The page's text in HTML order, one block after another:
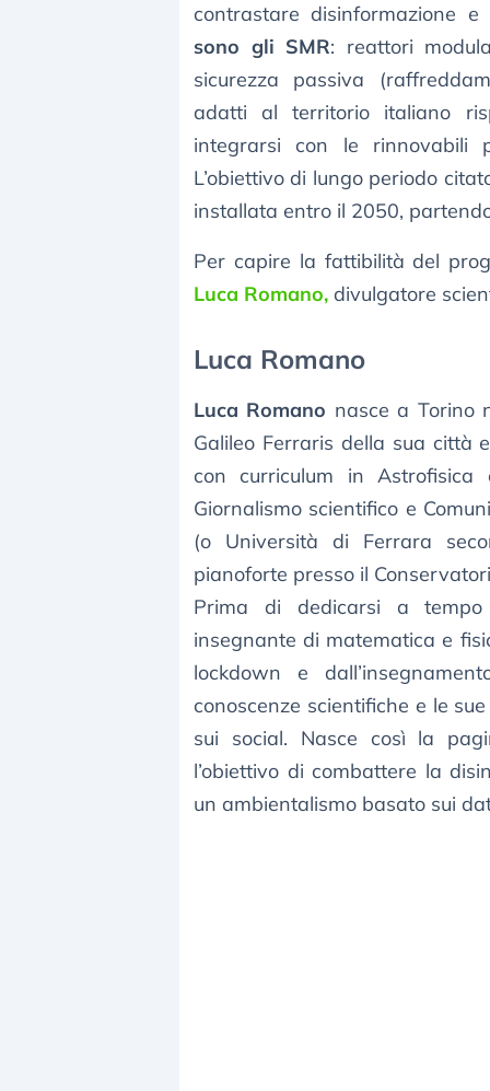
contrastare disinformazione e
sono gli SMR: reattori
sicurezza passiva
adatti al territorio italiano
integrarsi con le rinnovabili
L’obiettivo di lungo periodo
installata entro il 2050,
Per capire la fattibilità del
Luca Romano, divulgatore
Luca Romano
Luca Romano nasce a Torino
Galileo Ferraris della sua città
con curriculum in
Giornalismo scientifico e
(o Università di Ferrara
pianoforte presso il
Prima di dedicarsi a
insegnante di matematica e
lockdown e
conoscenze scientifiche e le
sui social. Nasce così la
l’obiettivo di combattere la
un ambientalismo basato sui